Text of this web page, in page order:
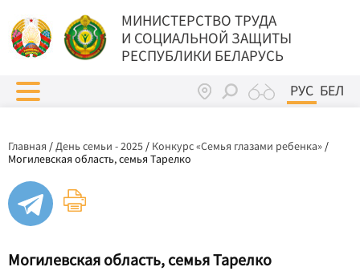
МИНИСТЕРСТВО ТРУДА
И СОЦИАЛЬНОЙ ЗАЩИТЫ
РЕСПУБЛИКИ БЕЛАРУСЬ
РУС БЕЛ
Главная /День семьи - 2025 / Конкурс «Семья глазами ребенка» /
Могилевская область, семья Тарелко
Могилевская область, семья Тарелко